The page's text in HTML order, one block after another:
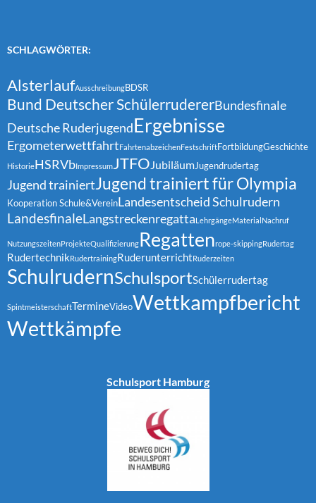
SCHLAGWÖRTER:
AlsterlaufAusschreibungBDSR
Bund Deutscher SchülerrudererBundesfinale
Deutsche RuderjugendErgebnisse
ErgometerwettfahrtFahrtenabzeichenFestschriftFortbildungGeschichte
HistorieHSRVbImpressumJTFO JubiläumJugendrudertag
Jugend trainiertJugend trainiert für Olympia
Kooperation Schule&VereinLandesentscheid Schulrudern
LandesfinaleLangstreckenregattaLehrgängeMaterialNachruf
NutzungszeitenProjekteQualifizierungRegattenrope-skippingRudertag
RudertechnikRudertrainingRuderunterrichtRuderzeiten
SchulrudernSchulsportSchülerrudertag
SpintmeisterschaftTermineVideoWettkampfbericht
Wettkämpfe
Schulsport Hamburg